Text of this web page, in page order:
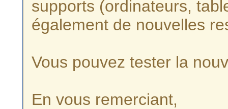
supports (ordinateurs,
également de nouvelles
Vous pouvez tester la
En vous remerciant,